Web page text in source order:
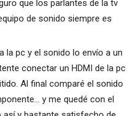
que los parlantes de la tv
de sonido siempre es
la pc y el sonido lo envío a un
conectar un HDMI de la pc
Al final comparé el sonido
y me quedé con el